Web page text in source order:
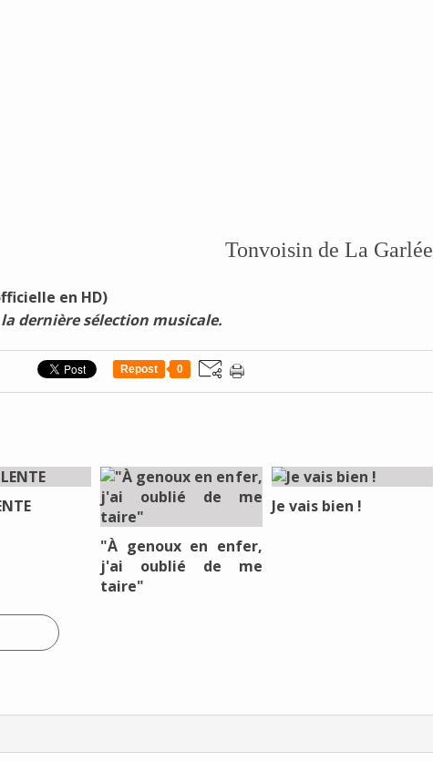
Tonvoisin de La Garlée
en HD)
la dernière sélection musicale.
Repost 0
"À genoux en enfer,
j'ai oublié de me
taire"
Je vais bien !